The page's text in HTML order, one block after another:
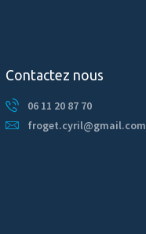
Contactez nous
06 11 20 87 70
froget.cyril@gmail.com